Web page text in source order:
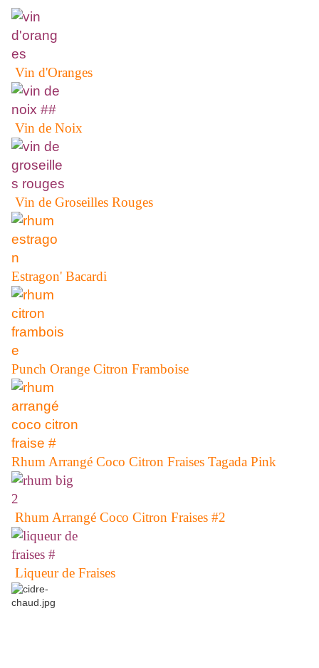
Vin d'Oranges
Vin de Noix
Vin de Groseilles Rouges
Estragon' Bacardi
Punch Orange Citron Framboise
Rhum Arrangé Coco Citron Fraises Tagada Pink
Rhum Arrangé Coco Citron Fraises #2
Liqueur de Fraises